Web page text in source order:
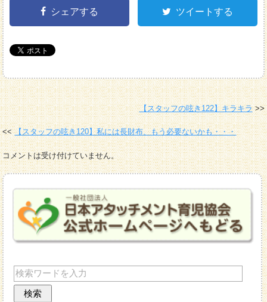
シェアする ツイートする
【スタッフの呟き122】キラキラ
【スタッフの呟き120】私には長財布、もう必要ないかも・・・
コメントは受け付けていません。